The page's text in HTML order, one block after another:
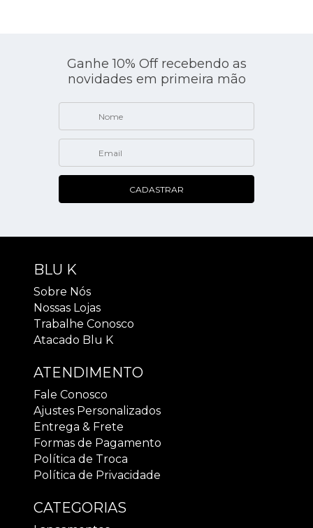
Ganhe 10% Off recebendo as
novidades em primeira mão
CADASTRAR
BLU K
Sobre Nós
Nossas Lojas
Trabalhe Conosco
Atacado Blu K
ATENDIMENTO
Fale Conosco
Ajustes Personalizados
Entrega & Frete
Formas de Pagamento
Política de Troca
Política de Privacidade
CATEGORIAS